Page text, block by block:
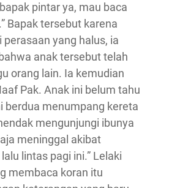
pintar ya, mau baca
Bapak tersebut karena
yang halus, ia
anak tersebut telah
orang lain. Ia kemudian
Pak. Anak ini belum tahu
berdua menumpang kereta
mengunjungi ibunya
meninggal akibat
lintas pagi ini.” Lelaki
membaca koran itu